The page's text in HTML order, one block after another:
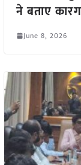
ने बताए
June 8, 2026